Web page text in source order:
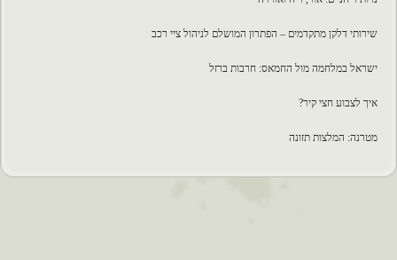
שירותי דלקן מתקדמים – הפתרון המושלם לניהול ציי רכב
ישראל במלחמה מול החמאס: חרבות ברזל
איך לצבוע חצי קיר?
מטרנה: המלצות תזונה